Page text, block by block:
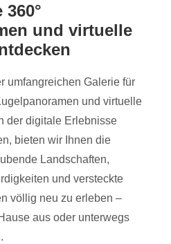
und virtuelle
umfangreichen Galerie für
und virtuelle
der digitale Erlebnisse
bieten wir Ihnen die
Landschaften,
und versteckte
völlig neu zu erleben –
aus oder unterwegs